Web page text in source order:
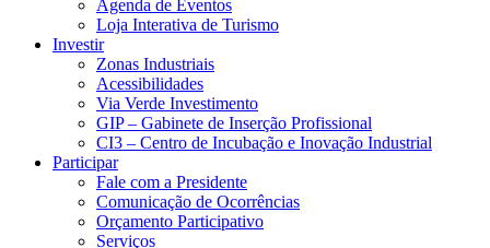
Agenda de Eventos
Loja Interativa de Turismo
Investir
Zonas Industriais
Acessibilidades
Via Verde Investimento
GIP – Gabinete de Inserção Profissional
CI3 – Centro de Incubação e Inovação Industrial
Participar
Fale com a Presidente
Comunicação de Ocorrências
Orçamento Participativo
Serviços